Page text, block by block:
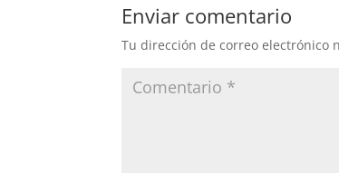
Enviar comentario
Tu dirección de correo electrónico